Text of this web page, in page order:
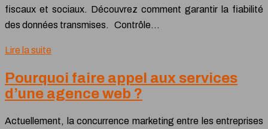
fiscaux et sociaux. Découvrez comment garantir la fiabilité
des données transmises. Contrôle…
Lire la suite
Pourquoi faire appel aux services
d’une agence web ?
Actuellement, la concurrence marketing entre les entreprises